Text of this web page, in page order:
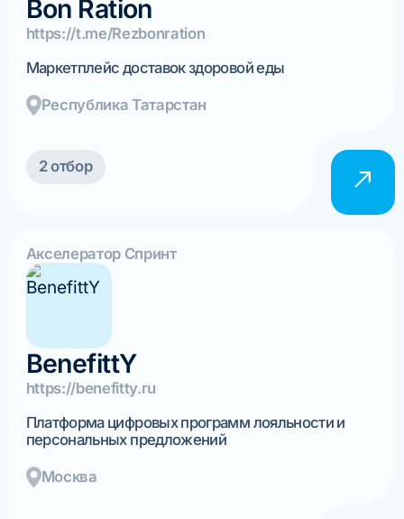
Bon Ration
https://t.me/Rezbonration
Маркетплейс доставок здоровой еды
Республика Татарстан
2 отбор
Акселератор Спринт
BenefittY
https://benefitty.ru
Платформа цифровых программ лояльности и
персональных предложений
Москва